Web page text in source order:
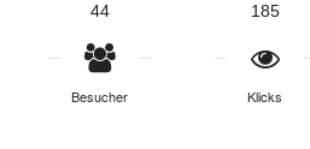
44
Besucher
185
Klicks